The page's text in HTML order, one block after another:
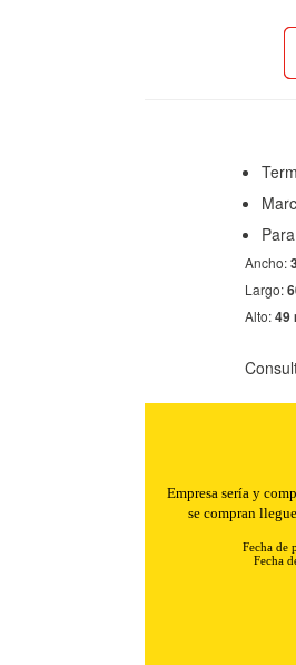
Ancho:
Largo:
Alto:49
Empresa sería y
se compran
Fecha de
Fecha